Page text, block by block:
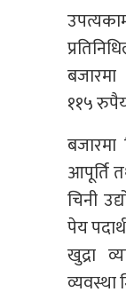
११५
आपूर्ति
चिनी
पेय
खुद्रा
व्यवस्था